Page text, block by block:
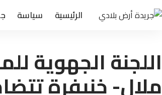
الرئيسية سياسة
اللجنة الجهوية
ملال- خنيفرة